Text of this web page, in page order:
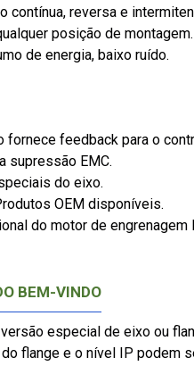
contínua, reversa e
posição de montagem.
de energia, baixo ruído.
fornece feedback para o
supressão EMC.
do eixo.
OEM disponíveis.
do motor de engrenagem
BEM-VINDO
especial de eixo ou
flange e o nível IP podem